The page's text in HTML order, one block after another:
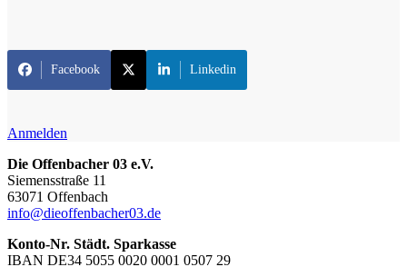
Facebook Linkedin
Anmelden
Die Offenbacher 03 e.V.
Siemensstraße 11
63071 Offenbach
info@dieoffenbacher03.de
Konto-Nr. Städt. Sparkasse
IBAN DE34 5055 0020 0001 0507 29